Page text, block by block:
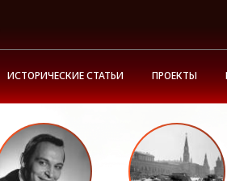
ИСТОРИЧЕСКИЕ СТАТЬИ ПРОЕКТЫ